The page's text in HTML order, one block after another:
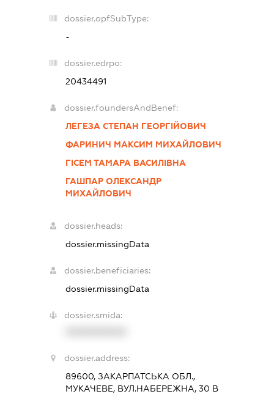
dossier.opfSubType:
-
dossier.edrpo:
20434491
dossier.foundersAndBenef:
ЛЕГЕЗА СТЕПАН ГЕОРГІЙОВИЧ
ФАРИНИЧ МАКСИМ МИХАЙЛОВИЧ
ГІСЕМ ТАМАРА ВАСИЛІВНА
ГАШПАР ОЛЕКСАНДР
МИХАЙЛОВИЧ
dossier.heads:
dossier.missingData
dossier.beneficiaries:
dossier.missingData
dossier.smida:
dossier.address:
89600, ЗАКАРПАТСЬКА ОБЛ.,
МУКАЧЕВЕ, ВУЛ.НАБЕРЕЖНА, 30 В